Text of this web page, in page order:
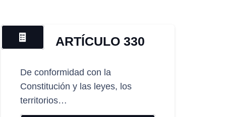
ARTÍCULO 330
De conformidad con la
Constitución y las leyes, los
territorios…